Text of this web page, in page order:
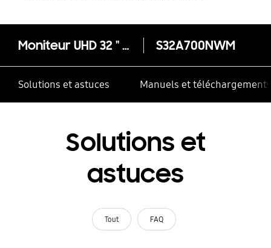
Moniteur UHD 32 " avec Intelligent Eye Care S32A700NWM
Solutions et astuces Manuels et téléchargements
Solutions et
astuces
Tout FAQ